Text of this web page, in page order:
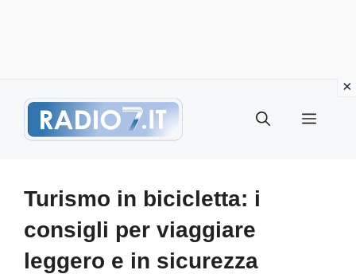
Menu
Turismo in bicicletta: i
consigli per viaggiare
leggero e in sicurezza